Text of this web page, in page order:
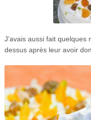
J’avais aussi fait quelques
dessus après leur avoir